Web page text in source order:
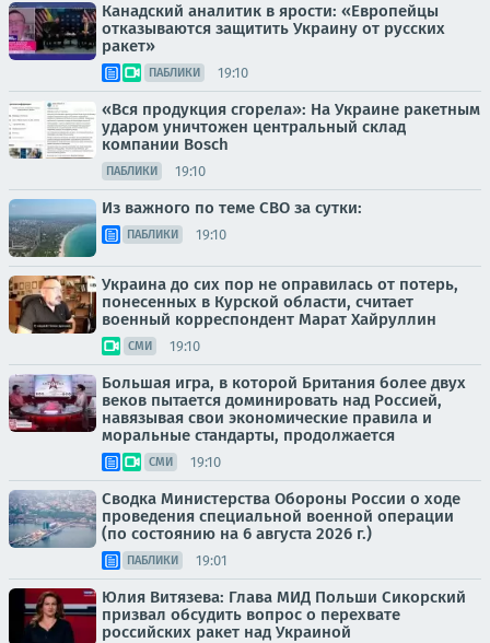
Канадский аналитик в ярости: «Европейцы
отказываются защитить Украину от русских
ракет»
ПАБЛИКИ 19:10
«Вся продукция сгорела»: На Украине ракетным
ударом уничтожен центральный склад
компании Bosch
ПАБЛИКИ 19:10
Из важного по теме СВО за сутки:
ПАБЛИКИ 19:10
Украина до сих пор не оправилась от потерь,
понесенных в Курской области, считает
военный корреспондент Марат Хайруллин
СМИ 19:10
Большая игра, в которой Британия более двух
веков пытается доминировать над Россией,
навязывая свои экономические правила и
моральные стандарты, продолжается
СМИ 19:10
Сводка Министерства Обороны России о ходе
проведения специальной военной операции
(по состоянию на 6 августа 2026 г.)
ПАБЛИКИ 19:01
Юлия Витязева: Глава МИД Польши Сикорский
призвал обсудить вопрос о перехвате
российских ракет над Украиной